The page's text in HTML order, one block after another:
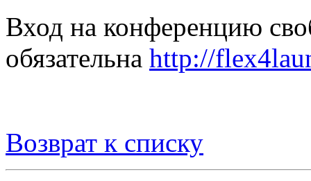
Вход на конференцию
обязательна http://
Возврат к списку